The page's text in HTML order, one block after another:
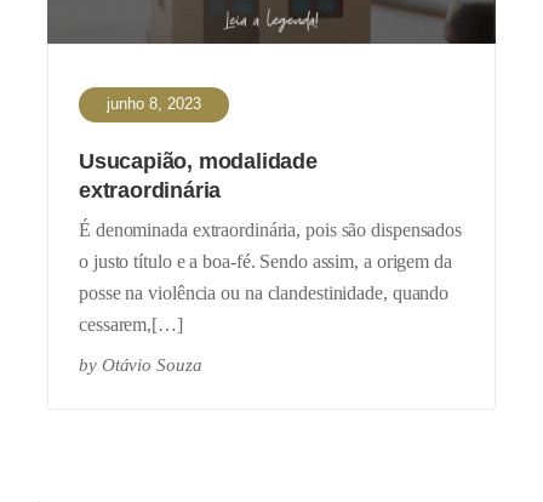
junho 8, 2023
Usucapião, modalidade
extraordinária
É denominada extraordinária, pois são dispensados
o justo título e a boa-fé. Sendo assim, a origem da
posse na violência ou na clandestinidade, quando
cessarem,[…]
by Otávio Souza